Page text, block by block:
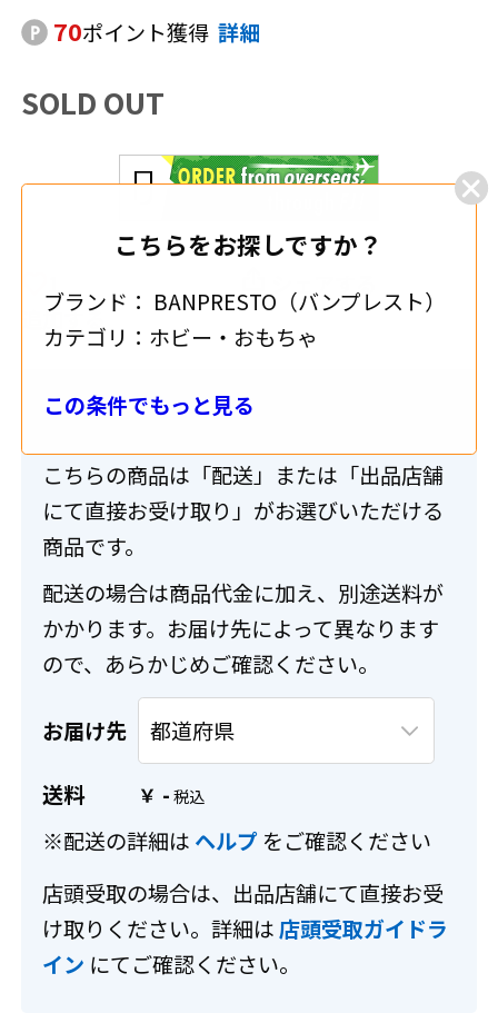
70ポイント獲得 詳細
SOLD OUT
こちらをお探しですか？
ブランド： BANPRESTO（バンプレスト）
カテゴリ： ホビー・おもちゃ
この条件でもっと見る
追加する
シェアする
送料・配送について
こちらの商品は「配送」または「出品店舗
にて直接お受け取り」がお選びいただける
商品です。
配送の場合は商品代金に加え、別途送料が
かかります。お届け先によって異なります
ので、あらかじめご確認ください。
お届け先
送料 ￥ -
※配送の詳細は ヘルプ をご確認ください
店頭受取の場合は、出品店舗にて直接お受
け取りください。詳細は店頭受取ガイドラ
イン にてご確認ください。